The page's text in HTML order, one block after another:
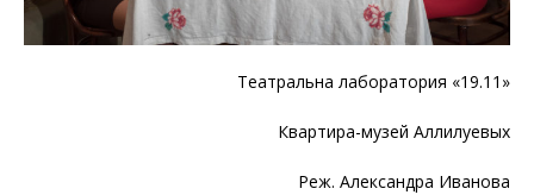
Театральна лаборатория «19.11»
Квартира-музей Аллилуевых
Реж. Александра Иванова